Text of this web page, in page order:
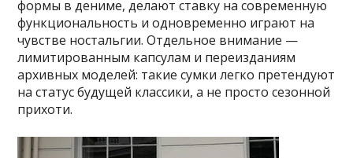
формы в дениме, делают ставку на современную
функциональность и одновременно играют на
чувстве ностальгии. Отдельное внимание —
лимитированным капсулам и переизданиям
архивных моделей: такие сумки легко претендуют
на статус будущей классики, а не просто сезонной
прихоти.